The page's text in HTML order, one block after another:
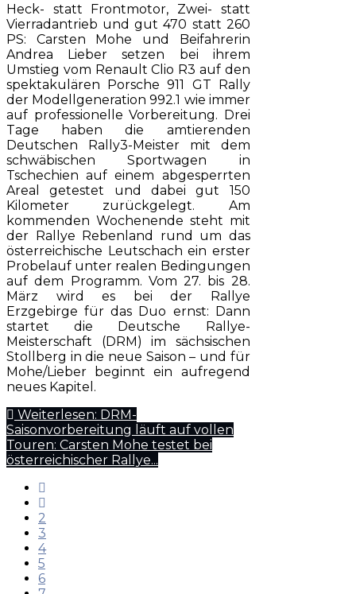
Heck- statt Frontmotor, Zwei- statt
Vierradantrieb und gut 470 statt 260
PS: Carsten Mohe und Beifahrerin
Andrea Lieber setzen bei ihrem
Umstieg vom Renault Clio R3 auf den
spektakulären Porsche 911 GT Rally
der Modellgeneration 992.1 wie immer
auf professionelle Vorbereitung. Drei
Tage haben die amtierenden
Deutschen Rally3-Meister mit dem
schwäbischen Sportwagen in
Tschechien auf einem abgesperrten
Areal getestet und dabei gut 150
Kilometer zurückgelegt. Am
kommenden Wochenende steht mit
der Rallye Rebenland rund um das
österreichische Leutschach ein erster
Probelauf unter realen Bedingungen
auf dem Programm. Vom 27. bis 28.
März wird es bei der Rallye
Erzgebirge für das Duo ernst: Dann
startet die Deutsche Rallye-
Meisterschaft (DRM) im sächsischen
Stollberg in die neue Saison – und für
Mohe/Lieber beginnt ein aufregend
neues Kapitel.
Weiterlesen: DRM-
Saisonvorbereitung läuft auf vollen
Touren: Carsten Mohe testet bei
österreichischer Rallye...
2
3
4
5
6